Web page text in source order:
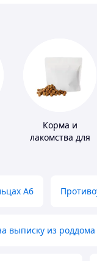
Корма и
лакомства для
А6
выписку из роддома